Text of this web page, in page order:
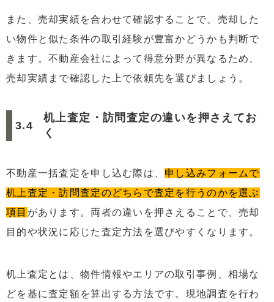
また、売却実績を合わせて確認することで、売却した
い物件と似た条件の取引経験が豊富かどうかも判断で
きます。不動産会社によって得意分野が異なるため、
売却実績まで確認した上で依頼先を選びましょう。
机上査定・訪問査定の違いを押さえてお
く
不動産一括査定を申し込む際は、 申し込みフォームで
机上査定・訪問査定のどちらで査定を行うのかを選ぶ
項目 があります。両者の違いを押さえることで、売却
目的や状況に応じた査定方法を選びやすくなります。
机上査定とは、物件情報やエリアの取引事例、相場な
どを基に査定額を算出する方法です。現地調査を行わ